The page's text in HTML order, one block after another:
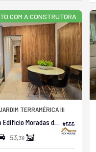
COM A CONSTRUTORA
#555
TERRAMÉRICA III
Apartamento no Edifício Moradas do Porto
53,38